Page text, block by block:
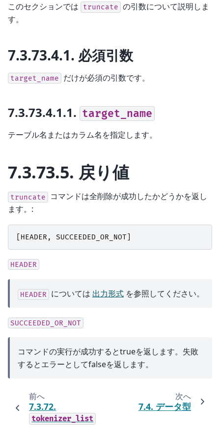
このセクションでは truncate の引数について説明しま
す。
7.3.73.4.1. 必須引数
target_name だけが必須の引数です。
7.3.73.4.1.1. target_name
テーブル名またはカラム名を指定します。
7.3.73.5. 戻り値
truncate
コマンドは全削除が成功したかどうかを返し
ます。:
HEADER , SUCCEEDED_OR_NOT
HEADER
HEADER については 出力形式 を参照してください。
SUCCEEDED_OR_NOT
コマンドの実行が成功するとtrueを返します。失敗
するとエラーとしてfalseを返します。
前へ
7.3.72.
tokenizer_list
次へ
7.4. データ型